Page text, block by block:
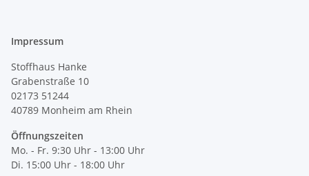
Impressum
Stoffhaus Hanke
Grabenstraße 10
02173 51244
40789 Monheim am Rhein
Öffnungszeiten
Mo. - Fr. 9:30 Uhr - 13:00 Uhr
Di. 15:00 Uhr - 18:00 Uhr